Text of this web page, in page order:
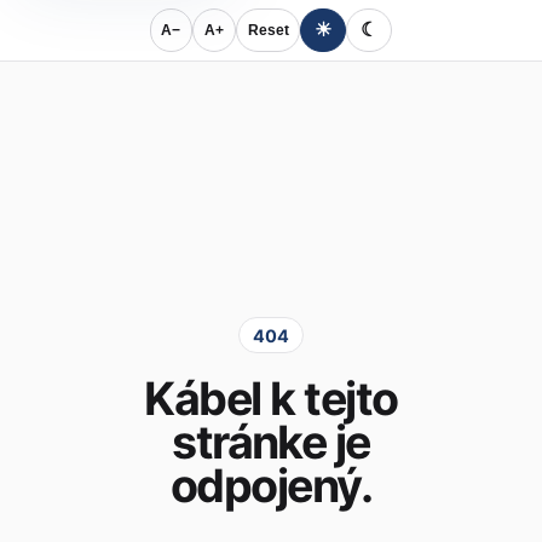
A− A+ Reset ☀ ☾
404
Kábel k tejto
stránke je
odpojený.